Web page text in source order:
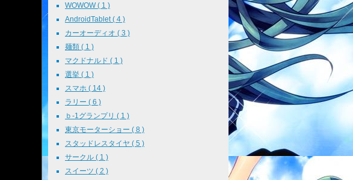
WOWOW ( 1 )
AndroidTablet ( 4 )
カーオーディオ ( 3 )
麺類 ( 1 )
マクドナルド ( 1 )
選挙 ( 1 )
スマホ ( 14 )
ラリー ( 6 )
ｂ-1グランプリ ( 1 )
東京モーターショー ( 8 )
スタッドレスタイヤ ( 5 )
サークル ( 1 )
スイーツ ( 2 )